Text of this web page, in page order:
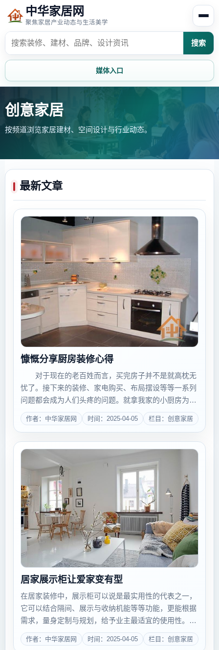
中华家居网
聚焦家居产业动态与生活美学
搜索
媒体入口
首页
家居风水 家居欣赏
装修设计
家具知识
家装攻略 创意家居
创意家居
按频道浏览家居建材、空间设计与行业动态。
最新文章
慷慨分享厨房装修心得
对于现在的老百姓而言，买完房子并不是就高枕无
忧了。接下来的装修、家电购买、布局摆设等等一系列
问题都会成为人们头疼的问题。就拿我家的小厨房为
例，装修时不仅要考虑到空间利用率、色彩搭配、整体
效果等方面，还要考虑到厨电选择等等问题。一个好的
作者：中华家居网 时间：2025-04-05 栏目：创意家居
居家展示柜让爱家变有型
在居家装修中，展示柜可以说是最实用性的代表之一，
它可以结合隔间、展示与收纳机能等等功能，更能根据
需求，量身定制与规划，给予业主最适宜的使用性。展
示柜不仅在展示柜子的珍藏品，它同时也能作为视觉的
焦点，只要运用下面几个小步骤，就能将展示柜成为空
作者：中华家居网 时间：2025-04-05 栏目：创意家居